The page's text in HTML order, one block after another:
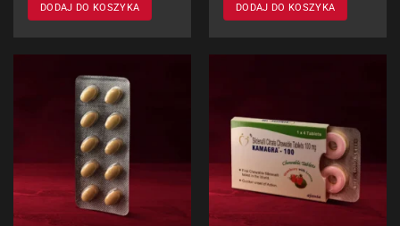
DODAJ DO KOSZYKA DODAJ DO KOSZYKA